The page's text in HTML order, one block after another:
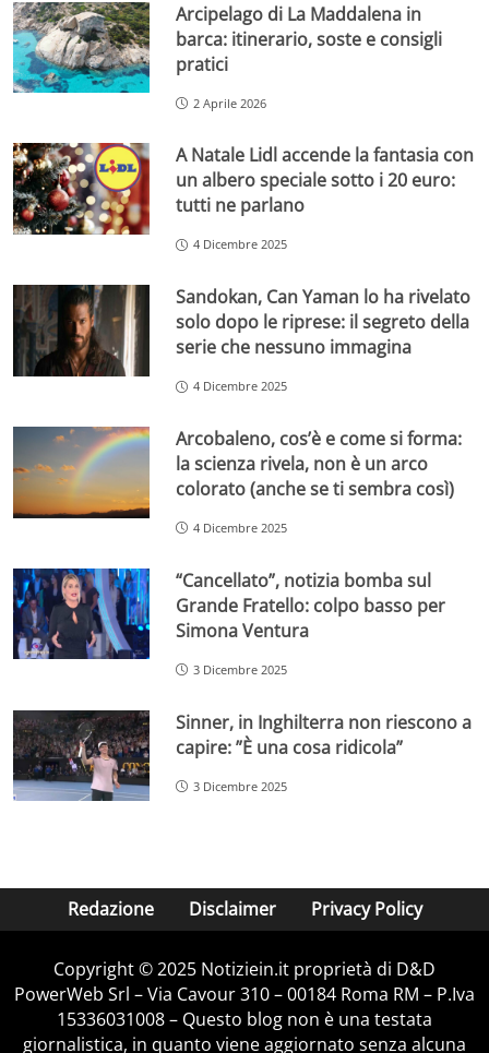
Arcipelago di La Maddalena in
barca: itinerario, soste e consigli
pratici
2 Aprile 2026
A Natale Lidl accende la fantasia con
un albero speciale sotto i 20 euro:
tutti ne parlano
4 Dicembre 2025
Sandokan, Can Yaman lo ha rivelato
solo dopo le riprese: il segreto della
serie che nessuno immagina
4 Dicembre 2025
Arcobaleno, cos’è e come si forma:
la scienza rivela, non è un arco
colorato (anche se ti sembra così)
4 Dicembre 2025
“Cancellato”, notizia bomba sul
Grande Fratello: colpo basso per
Simona Ventura
3 Dicembre 2025
Sinner, in Inghilterra non riescono a
capire: ”È una cosa ridicola”
3 Dicembre 2025
Redazione Disclaimer Privacy Policy
Copyright © 2025 Notiziein.it proprietà di D&D
PowerWeb Srl – Via Cavour 310 – 00184 Roma RM – P.Iva
15336031008 – Questo blog non è una testata
giornalistica, in quanto viene aggiornato senza alcuna